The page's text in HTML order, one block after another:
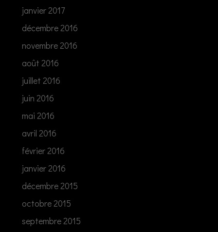
janvier 2017
décembre 2016
novembre 2016
août 2016
juillet 2016
juin 2016
mai 2016
avril 2016
février 2016
janvier 2016
décembre 2015
octobre 2015
septembre 2015